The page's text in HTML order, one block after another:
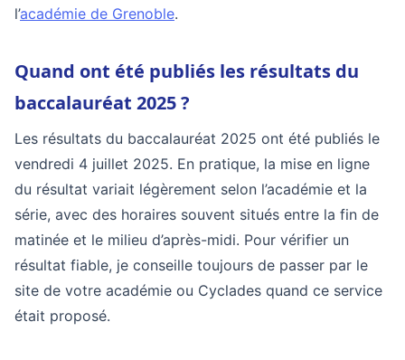
l’académie de Grenoble.
Quand ont été publiés les résultats du
baccalauréat 2025 ?
Les résultats du baccalauréat 2025 ont été publiés le
vendredi 4 juillet 2025. En pratique, la mise en ligne
du résultat variait légèrement selon l’académie et la
série, avec des horaires souvent situés entre la fin de
matinée et le milieu d’après-midi. Pour vérifier un
résultat fiable, je conseille toujours de passer par le
site de votre académie ou Cyclades quand ce service
était proposé.